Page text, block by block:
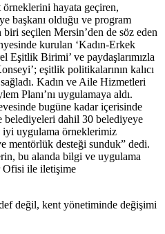
örneklerini hayata geçiren,
başkanı olduğu ve program
seçilen Mersin’den de söz eden
kurulan ‘Kadın-Erkek
Eşitlik Birimi’ ve paydaşlarımızla
eşitlik politikalarının kalıcı
Kadın ve Aile Hizmetleri
Planı’nı uygulamaya aldı.
bugüne kadar içerisinde
dahil 30 belediyeye
iyi uygulama örneklerimiz
mentörlük desteği sunduk” dedi.
bu alanda bilgi ve uygulama
Ofisi ile iletişime
değil, kent yönetiminde değişimi